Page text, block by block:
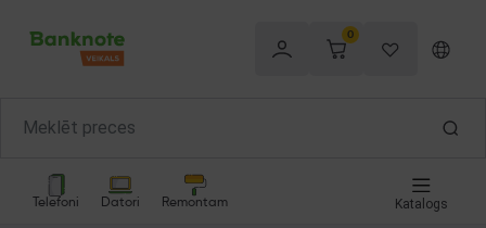
0
Telefoni Datori Remontam Katalogs